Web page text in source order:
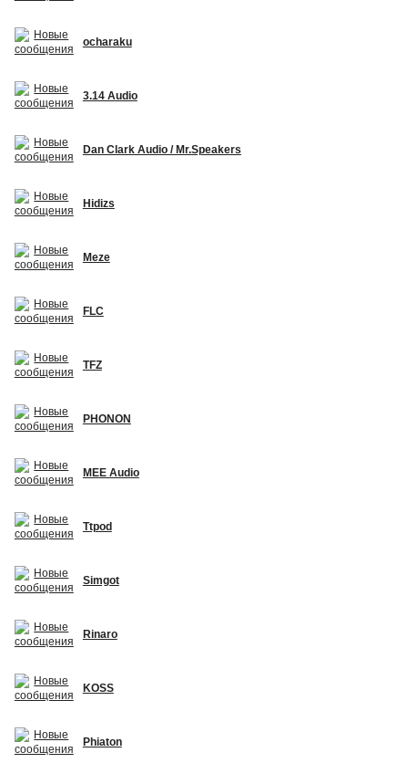
ocharaku
3.14 Audio
Dan Clark Audio / Mr.Speakers
Hidizs
Meze
FLC
TFZ
PHONON
MEE Audio
Ttpod
Simgot
Rinaro
KOSS
Phiaton